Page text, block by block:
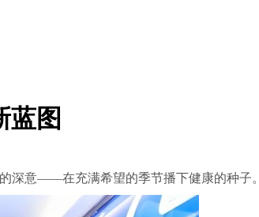
蓝图
深意——在充满希望的季节播下健康的种子。